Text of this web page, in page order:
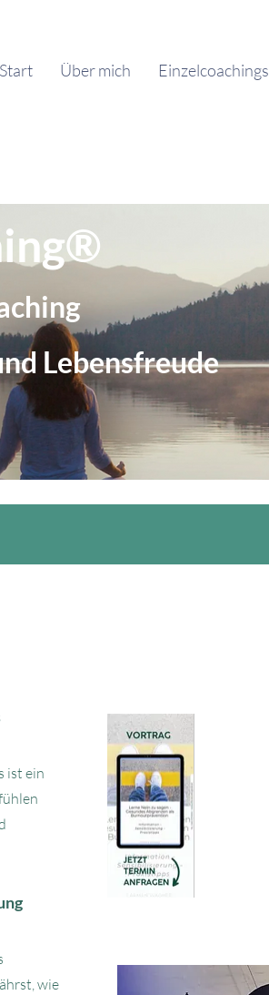
Start Über mich Einzelcoachings
Lebensfreude
ist ein
wie